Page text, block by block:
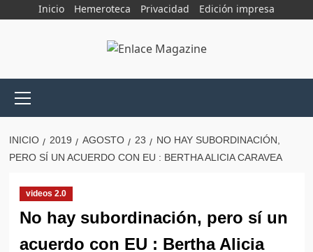
Inicio Hemeroteca Privacidad Edición impresa
principal
INICIO 2019 AGOSTO 23
NO HAY SUBORDINACIÓN,
PERO SÍ UN ACUERDO CON EU : BERTHA ALICIA CARAVEA
videos 2.0
No hay subordinación, pero sí un
acuerdo con EU : Bertha Alicia